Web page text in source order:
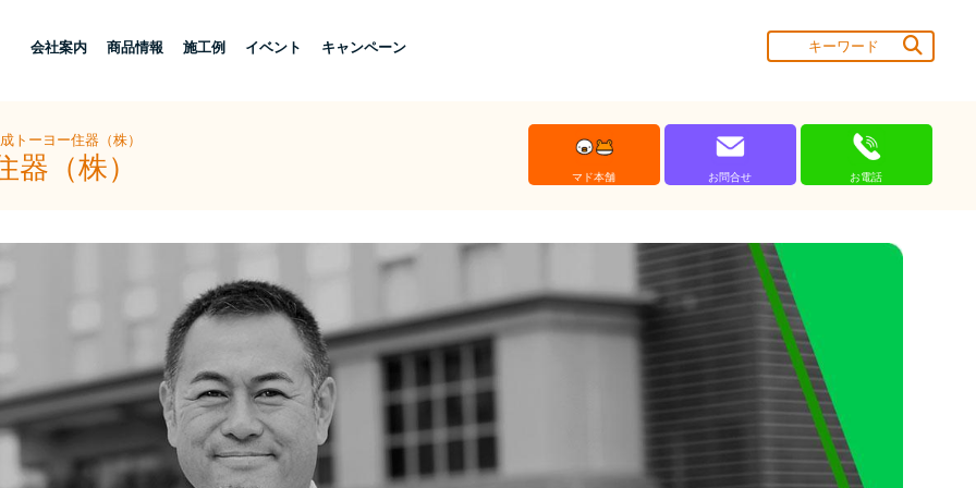
会社案内 商品情報 施工例 イベント キャンペーン
トーヨー住器（株）
（株） マド本舗 お問合せ お電話